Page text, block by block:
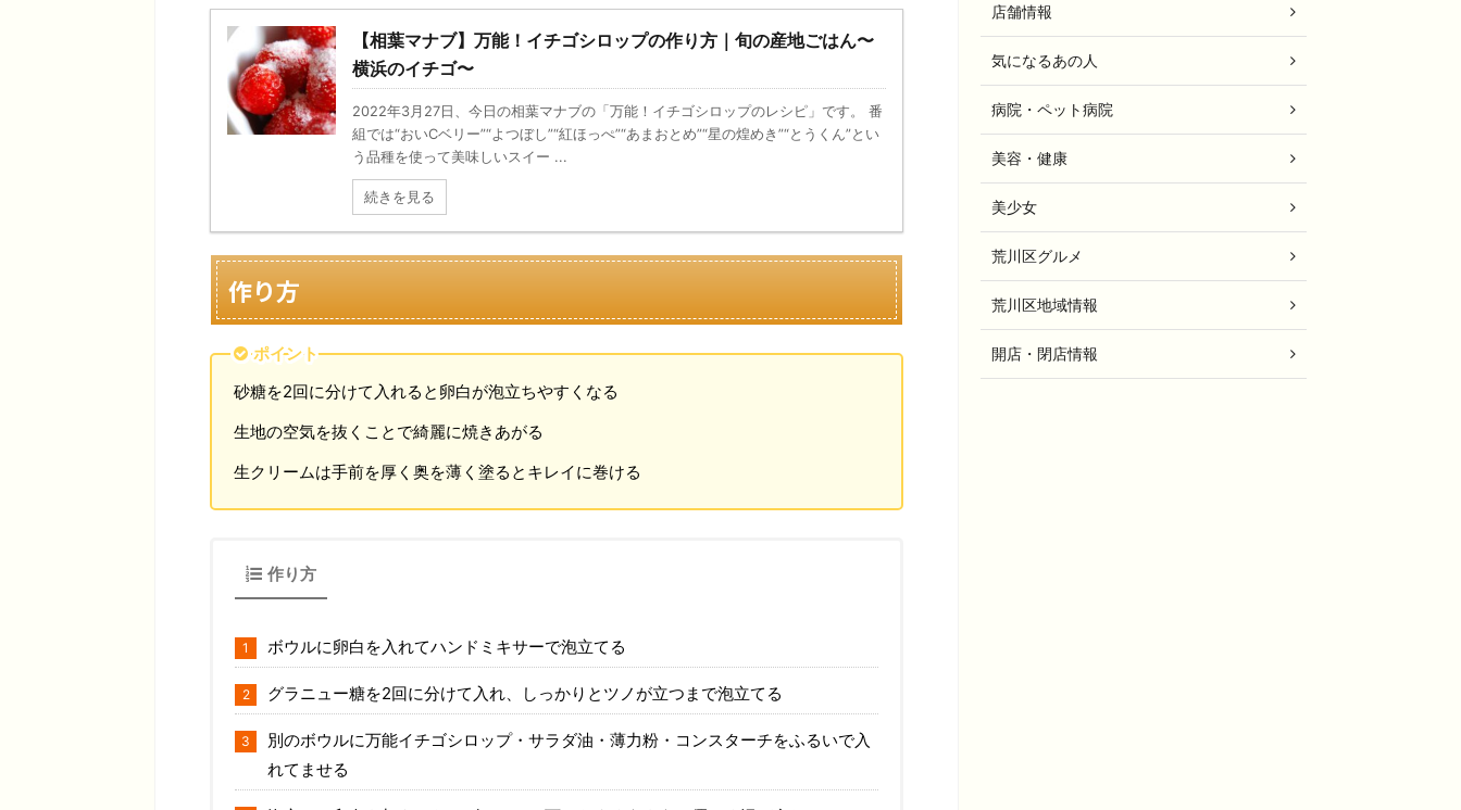
【相葉マナブ】万能！イチゴシロップの作り方｜旬の産地ごはん〜
横浜のイチゴ〜
2022年3月27日、今日の相葉マナブの「万能！イチゴシロップのレシピ」です。 番
組では“おいCベリー”“よつぼし”“紅ほっぺ”“あまおとめ”“星の煌めき”“とうくん”とい
う品種を使って美味しいスイー ...
続きを見る
作り方
ポイント
砂糖を2回に分けて入れると卵白が泡立ちやすくなる
生地の空気を抜くことで綺麗に焼きあがる
生クリームは手前を厚く奥を薄く塗るとキレイに巻ける
作り方
ボウルに卵白を入れてハンドミキサーで泡立てる
グラニュー糖を2回に分けて入れ、しっかりとツノが立つまで泡立てる
別のボウルに万能イチゴシロップ・サラダ油・薄力粉・コンスターチをふるいで入
れてませる
店舗情報
気になるあの人
病院・ペット病院
美容・健康
美少女
荒川区グルメ
荒川区地域情報
開店・閉店情報